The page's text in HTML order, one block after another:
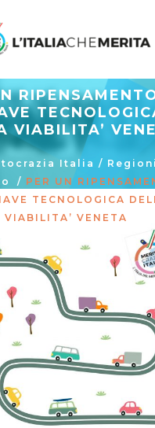
VIABILITA’
Italia / Regioni
/ PER UN
TECNOLOGICA
VIABILITA’ VENETA